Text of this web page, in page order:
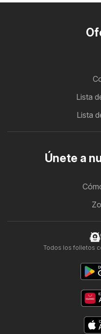
Lista
Lista
Únete a
Todos los folletos